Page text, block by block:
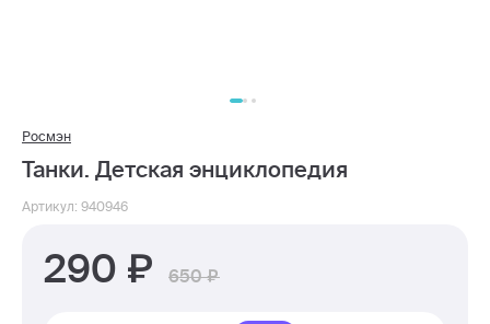
Росмэн
Танки. Детская энциклопедия
Артикул: 940946
290 650